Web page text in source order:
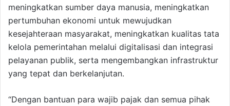
meningkatkan sumber daya manusia, meningkatkan
pertumbuhan ekonomi untuk mewujudkan
kesejahteraan masyarakat, meningkatkan kualitas tata
kelola pemerintahan melalui digitalisasi dan integrasi
pelayanan publik, serta mengembangkan infrastruktur
yang tepat dan berkelanjutan.
“Dengan bantuan para wajib pajak dan semua pihak